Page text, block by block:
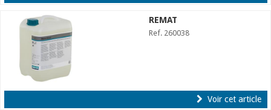
REMAT
Ref. 260038
Voir cet article